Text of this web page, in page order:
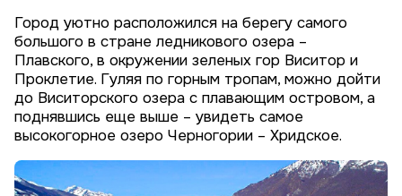
Город уютно расположился на берегу самого
большого в стране ледникового озера –
Плавского, в окружении зеленых гор Виситор и
Проклетие. Гуляя по горным тропам, можно дойти
до Виситорского озера с плавающим островом, а
поднявшись еще выше – увидеть самое
высокогорное озеро Черногории – Хридское.